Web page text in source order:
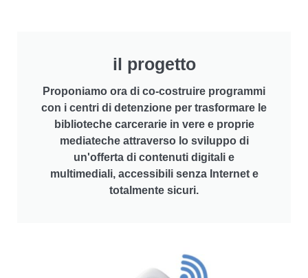
il progetto
Proponiamo ora di co-costruire programmi
con i centri di detenzione per trasformare le
biblioteche carcerarie in vere e proprie
mediateche attraverso lo sviluppo di
un'offerta di contenuti digitali e
multimediali, accessibili senza Internet e
totalmente sicuri.